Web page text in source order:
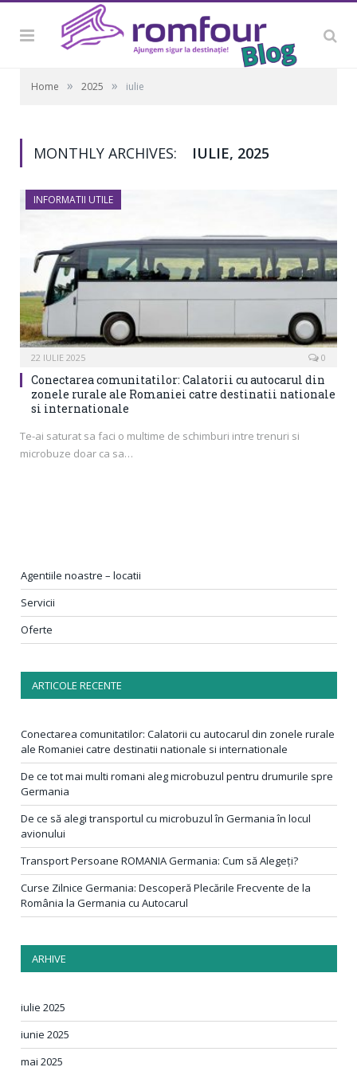
Home » 2025 » iulie
MONTHLY ARCHIVES: IULIE, 2025
INFORMATII UTILE
22 IULIE 2025 0
Conectarea comunitatilor: Calatorii cu autocarul din
zonele rurale ale Romaniei catre destinatii nationale
si internationale
Te-ai saturat sa faci o multime de schimburi intre trenuri si
microbuze doar ca sa…
Agentiile noastre – locatii
Servicii
Oferte
ARTICOLE RECENTE
Conectarea comunitatilor: Calatorii cu autocarul din zonele rurale
ale Romaniei catre destinatii nationale si internationale
De ce tot mai multi romani aleg microbuzul pentru drumurile spre
Germania
De ce să alegi transportul cu microbuzul în Germania în locul
avionului
Transport Persoane ROMANIA Germania: Cum să Alegeți?
Curse Zilnice Germania: Descoperă Plecările Frecvente de la
România la Germania cu Autocarul
ARHIVE
iulie 2025
iunie 2025
mai 2025